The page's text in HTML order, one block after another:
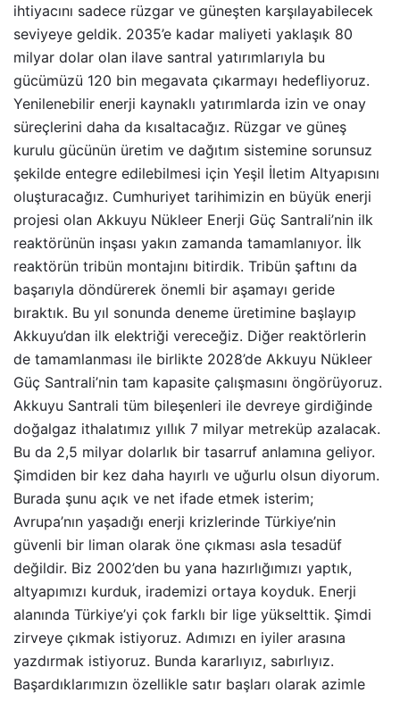
ihtiyacını sadece rüzgar ve güneşten karşılayabilecek
seviyeye geldik. 2035’e kadar maliyeti yaklaşık 80
milyar dolar olan ilave santral yatırımlarıyla bu
gücümüzü 120 bin megavata çıkarmayı hedefliyoruz.
Yenilenebilir enerji kaynaklı yatırımlarda izin ve onay
süreçlerini daha da kısaltacağız. Rüzgar ve güneş
kurulu gücünün üretim ve dağıtım sistemine sorunsuz
şekilde entegre edilebilmesi için Yeşil İletim Altyapısını
oluşturacağız. Cumhuriyet tarihimizin en büyük enerji
projesi olan Akkuyu Nükleer Enerji Güç Santrali’nin ilk
reaktörünün inşası yakın zamanda tamamlanıyor. İlk
reaktörün tribün montajını bitirdik. Tribün şaftını da
başarıyla döndürerek önemli bir aşamayı geride
bıraktık. Bu yıl sonunda deneme üretimine başlayıp
Akkuyu’dan ilk elektriği vereceğiz. Diğer reaktörlerin
de tamamlanması ile birlikte 2028’de Akkuyu Nükleer
Güç Santrali’nin tam kapasite çalışmasını öngörüyoruz.
Akkuyu Santrali tüm bileşenleri ile devreye girdiğinde
doğalgaz ithalatımız yıllık 7 milyar metreküp azalacak.
Bu da 2,5 milyar dolarlık bir tasarruf anlamına geliyor.
Şimdiden bir kez daha hayırlı ve uğurlu olsun diyorum.
Burada şunu açık ve net ifade etmek isterim;
Avrupa’nın yaşadığı enerji krizlerinde Türkiye’nin
güvenli bir liman olarak öne çıkması asla tesadüf
değildir. Biz 2002’den bu yana hazırlığımızı yaptık,
altyapımızı kurduk, irademizi ortaya koyduk. Enerji
alanında Türkiye’yi çok farklı bir lige yükselttik. Şimdi
zirveye çıkmak istiyoruz. Adımızı en iyiler arasına
yazdırmak istiyoruz. Bunda kararlıyız, sabırlıyız.
Başardıklarımızın özellikle satır başları olarak azimle